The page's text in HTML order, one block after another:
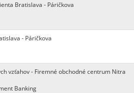
Bratislava - Páričkova
- Páričkova
vzťahov - Firemné obchodné centrum Nitra
Banking